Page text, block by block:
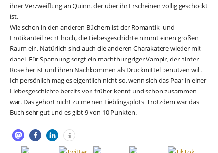
ihrer Verzweiflung an Quinn, der über ihr Erscheinen völlig geschockt
ist.
Wie schon in den anderen Büchern ist der Romantik- und
Erotikanteil recht hoch, die Liebesgeschichte nimmt einen großen
Raum ein. Natürlich sind auch die anderen Charakatere wieder mit
dabei. Für Spannung sorgt ein machthungriger Vampir, der hinter
Rose her ist und ihren Nachkommen als Druckmittel benutzen will.
Ich persönlich mag es eigentlich nicht so, wenn sich das Paar in einer
Liebesgeschichte bereits von früher kennt und schon zusammen
war. Das gehört nicht zu meinen Lieblingsplots. Trotzdem war das
Buch sehr gut und es gibt 9 von 10 Punkten.